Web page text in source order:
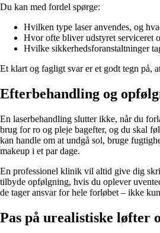
Du kan med fordel spørge:
Hvilken type laser anvendes, og
Hvor ofte bliver udstyret serviceret
Hvilke sikkerhedsforanstaltninger
Et klart og fagligt svar er et godt tegn på,
Efterbehandling og
En laserbehandling slutter ikke, når du
brug for ro og pleje bagefter, og du skal
kan handle om at undgå sol, bruge
makeup i et par dage.
En professionel klinik vil altid give dig
tilbyde opfølgning, hvis du oplever
de tager ansvar for hele forløbet – ikke
Pas på urealistiske løfter